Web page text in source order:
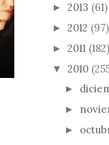
SIDONIE, EL
► 2013 (61)
► 2012 (97)
► 2011 (182)
▼ 2010
►
►
►